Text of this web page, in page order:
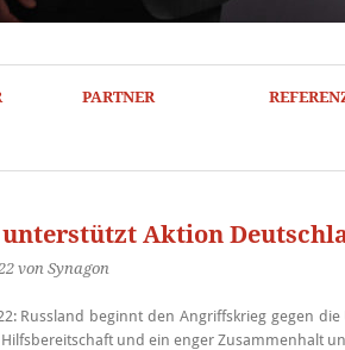
PARTNER
unterstützt Aktion
von Synagon
Russland beginnt den Angriffskrieg gegen
und ein enger Zusammenhalt